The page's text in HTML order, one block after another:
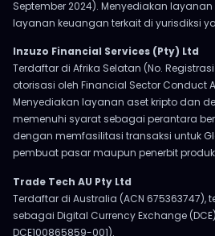
September 2024). Menyediakan
layanan keuangan terkait di yurisdiksi
Inzuzo Financial Services (Pty) Ltd
Terdaftar di Afrika Selatan (No.
otorisasi oleh Financial Sector Conduct
Menyediakan layanan aset kripto dan
memenuhi syarat sebagai perantara
dengan memfasilitasi transaksi untuk
pembuat pasar maupun penerbit
Trade Tech AU Pty Ltd
Terdaftar di Australia (ACN 675363747),
sebagai Digital Currency Exchange
DCE100865859-001).